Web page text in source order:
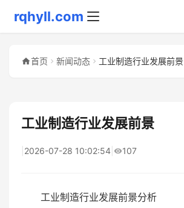
rqhyll.com
首页 新闻动态 工业制造行业发展前景
工业制造行业发展前景
2026-07-28 10:02:54 107
工业制造行业发展前景分析